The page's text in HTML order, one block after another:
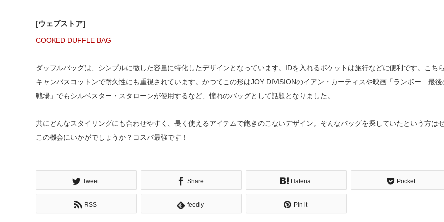
[ウェブストア]
COOKED DUFFLE BAG
ダッフルバッグは、シンプルに徹した容量に特化したデザインとなっています。IDを入れるポケットは旅行などに便利です。こち
キャンバスコットンで耐久性にも重視されています。かつてこの形はJOY DIVISIONのイアン・カーティスや映画「ランボー 最後
戦場」でもシルベスター・スタローンが使用するなど、憧れのバッグとして話題となりました。
共にどんなスタイリングにも合わせやすく、長く使えるアイテムで飽きのこないデザイン。そんなバッグを探していたという方は
この機会にいかがでしょうか？コスパ最強です！
Tweet Share Hatena Pocket
RSS feedly Pin it